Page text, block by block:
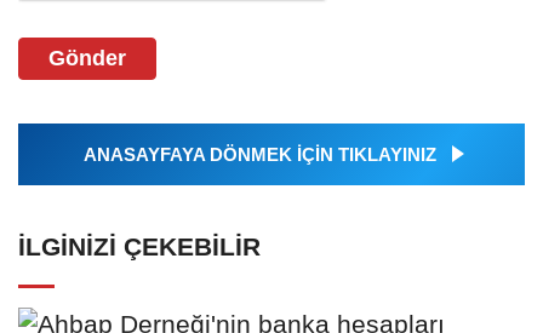
Gönder
ANASAYFAYA DÖNMEK İÇİN TIKLAYINIZ
İLGINIZI ÇEKEBILIR